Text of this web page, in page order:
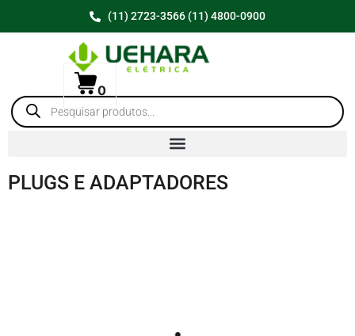
(11) 2723-3566 (11) 4800-0900
0
PLUGS E ADAPTADORES